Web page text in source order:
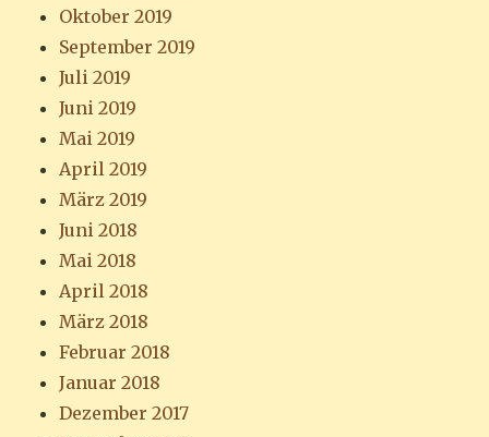
Oktober 2019
September 2019
Juli 2019
Juni 2019
Mai 2019
April 2019
März 2019
Juni 2018
Mai 2018
April 2018
März 2018
Februar 2018
Januar 2018
Dezember 2017